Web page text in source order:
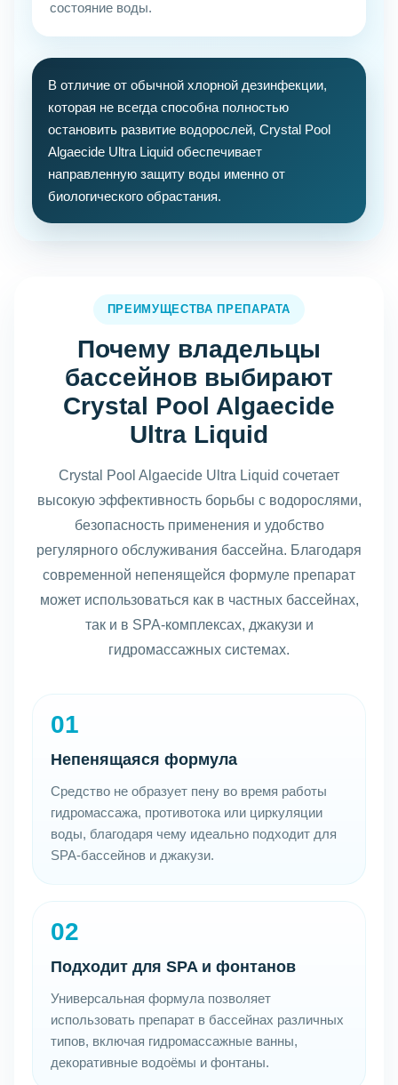
состояние воды.
В отличие от обычной хлорной дезинфекции,
которая не всегда способна полностью
остановить развитие водорослей, Crystal Pool
Algaecide Ultra Liquid обеспечивает
направленную защиту воды именно от
биологического обрастания.
ПРЕИМУЩЕСТВА ПРЕПАРАТА
Почему владельцы
бассейнов выбирают
Crystal Pool Algaecide
Ultra Liquid
Crystal Pool Algaecide Ultra Liquid сочетает
высокую эффективность борьбы с водорослями,
безопасность применения и удобство
регулярного обслуживания бассейна. Благодаря
современной непенящейся формуле препарат
может использоваться как в частных бассейнах,
так и в SPA-комплексах, джакузи и
гидромассажных системах.
01
Непенящаяся формула
Средство не образует пену во время работы
гидромассажа, противотока или циркуляции
воды, благодаря чему идеально подходит для
SPA-бассейнов и джакузи.
02
Подходит для SPA и фонтанов
Универсальная формула позволяет
использовать препарат в бассейнах различных
типов, включая гидромассажные ванны,
декоративные водоёмы и фонтаны.